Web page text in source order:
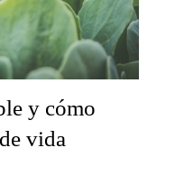
y cómo
vida